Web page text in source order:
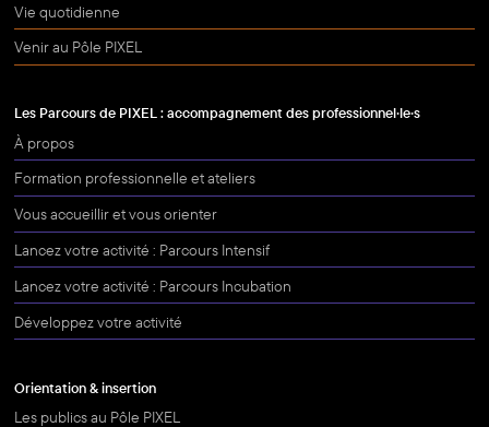
Vie quotidienne
Venir au Pôle PIXEL
Les Parcours de PIXEL : accompagnement des professionnel·le·s
À propos
Formation professionnelle et ateliers
Vous accueillir et vous orienter
Lancez votre activité : Parcours Intensif
Lancez votre activité : Parcours Incubation
Développez votre activité
Orientation & insertion
Les publics au Pôle PIXEL